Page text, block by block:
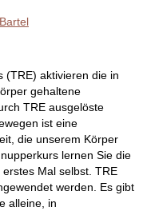
(TRE) aktivieren die in
gehaltene
TRE ausgelöste
ist eine
die unserem Körper
lernen Sie die
Mal selbst. TRE
werden. Es gibt
alleine, in